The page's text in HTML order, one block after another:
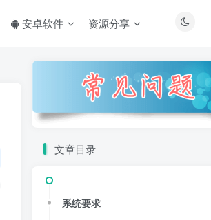
安卓软件 资源分享
文章目录
系统要求